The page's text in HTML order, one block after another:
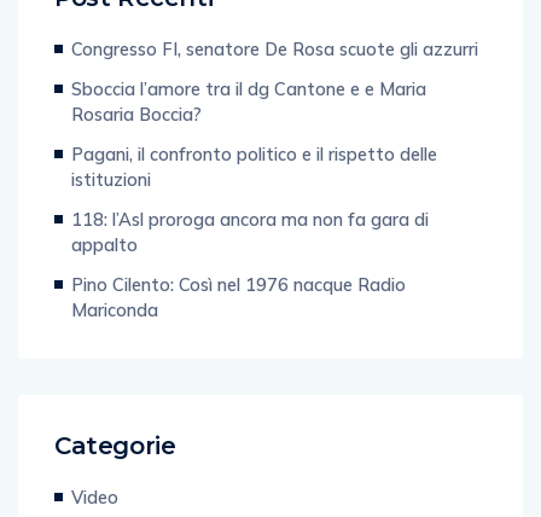
Congresso FI, senatore De Rosa scuote gli azzurri
Sboccia l’amore tra il dg Cantone e e Maria
Rosaria Boccia?
Pagani, il confronto politico e il rispetto delle
istituzioni
118: l’Asl proroga ancora ma non fa gara di
appalto
Pino Cilento: Così nel 1976 nacque Radio
Mariconda
Categorie
Video